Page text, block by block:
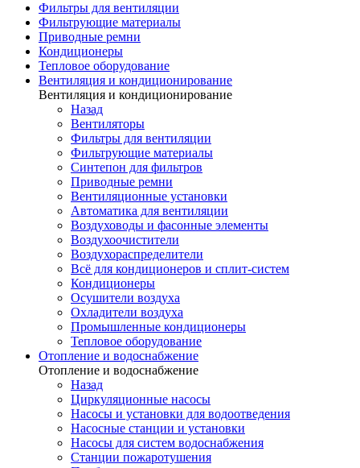
Фильтры для вентиляции
Фильтрующие материалы
Приводные ремни
Кондиционеры
Тепловое оборудование
Вентиляция и кондиционирование
Вентиляция и кондиционирование
Назад
Вентиляторы
Фильтры для вентиляции
Фильтрующие материалы
Синтепон для фильтров
Приводные ремни
Вентиляционные установки
Автоматика для вентиляции
Воздуховоды и фасонные элементы
Воздухоочистители
Воздухораспределители
Всё для кондиционеров и сплит-систем
Кондиционеры
Осушители воздуха
Охладители воздуха
Промышленные кондиционеры
Тепловое оборудование
Отопление и водоснабжение
Отопление и водоснабжение
Назад
Циркуляционные насосы
Насосы и установки для водоотведения
Насосные станции и установки
Насосы для систем водоснабжения
Станции пожаротушения